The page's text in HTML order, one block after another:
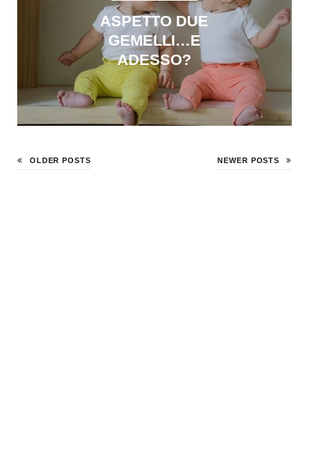
ASPETTO DUE
GEMELLI…E
ADESSO?
OLDER POSTS NEWER POSTS